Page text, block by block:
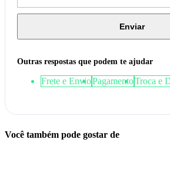
Enviar
Outras respostas que podem te ajudar
Frete e EnvioPagamentoTroca e
Você também pode gostar de